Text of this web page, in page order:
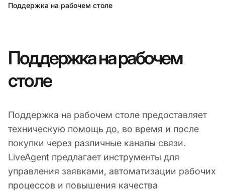
Поддержка на рабочем столе
Поддержка на рабочем
столе
Поддержка на рабочем столе предоставляет
техническую помощь до, во время и после
покупки через различные каналы связи.
LiveAgent предлагает инструменты для
управления заявками, автоматизации рабочих
процессов и повышения качества